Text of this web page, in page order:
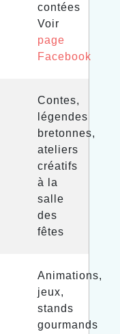
contées
Voir
page
Facebook
Contes,
légendes
bretonnes,
ateliers
créatifs
à la
salle
des
fêtes
Animations,
jeux,
stands
gourmands